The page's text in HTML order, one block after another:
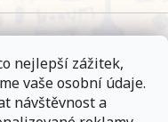
nejlepší zážitek,
vaše osobní údaje.
návštěvnost a